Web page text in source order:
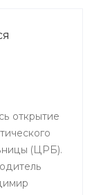
открытие
(ЦРБ).